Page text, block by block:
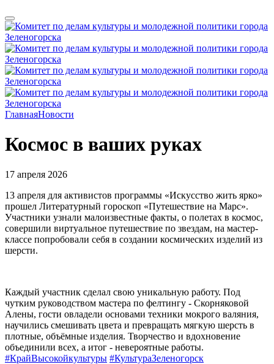
ГлавнаяНовости
Космос в ваших руках
17 апреля 2026
13 апреля для активистов программы «Искусство жить ярко»
прошел Литературный гороскоп «Путешествие на Марс».
Участники узнали малоизвестные факты, о полетах в космос,
совершили виртуальное путешествие по звездам, на мастер-
классе попробовали себя в создании космических изделий из
шерсти.
Каждый участник сделал свою уникальную работу. Под
чутким руководством мастера по фелтингу - Скорняковой
Алены, гости овладели основами техники мокрого валяния,
научились смешивать цвета и превращать мягкую шерсть в
плотные, объёмные изделия. Творчество и вдохновение
объединили всех, а итог - невероятные работы.
#КрайВысокойкультуры #КультураЗеленогорск